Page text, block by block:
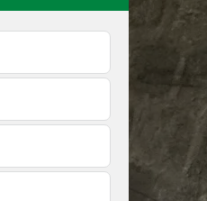
Débarras de maison